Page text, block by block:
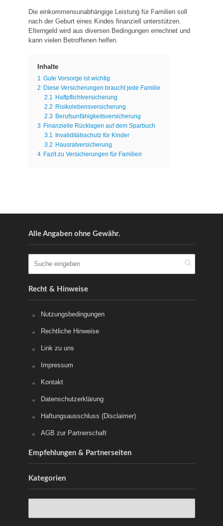
Die einkommensunabhängige Leistung für Familien soll
nach der Geburt eines Kindes finanziell unterstützen.
Elterngeld wird aus diversen Bedingungen errechnet und
kann vielen Betroffenen helfen.
Inhalte
1 Gute Vorsorge ist wichtig
2 Diese Versicherungen braucht jede Familie
2.1
Haftpflichtversicherung
2.2 Risikolebensversicherung
2.3 Berufsunfähigkeitsversicherung
3 Finanzielle Rücklagen auf dem Sparbuch
3.1
Invaliditätsschutz für Kinder
3.2 Hausratversicherung
4 Fazit zu Versicherungen für Familien
Alle Angaben ohne Gewähr.
Recht & Hinweise
Nutzungsbedingungen
Rechtliche Hinweise
Link zu uns
Impressum
Kontakt
Datenschutzerklärung
Haftungsausschluss (Disclaimer)
AGB zur Partnerschaft
Empfehlungen & Partnerseiten
Kategorien